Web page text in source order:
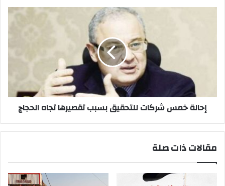
بالسويس.
إحالة خمس شركات للتحقيق بسبب تقصيرها تجاه الحجاج
مقالات ذات صلة